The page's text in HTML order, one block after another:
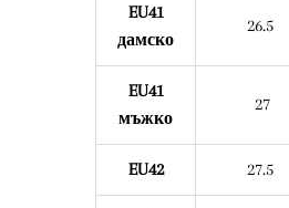
EU41
дамско
26.5
EU41
мъжко
27
EU42 27.5